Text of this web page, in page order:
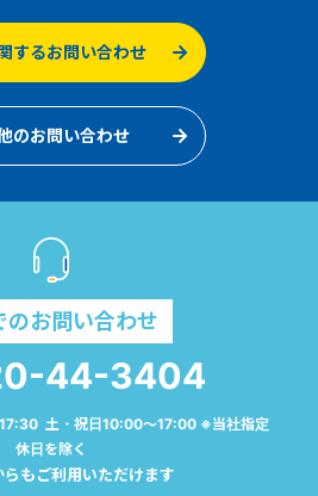
するお問い合わせ
のお問い合わせ
のお問い合わせ
44-3404
土・祝日10:00～17:00 ※当社指定
休日を除く
もご利用いただけます